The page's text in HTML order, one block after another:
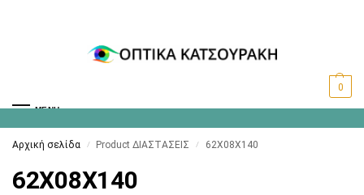
MENU
0
Αρχική σελίδα / Product ΔΙΑΣΤΑΣΕΙΣ / 62X08X140
62X08X140